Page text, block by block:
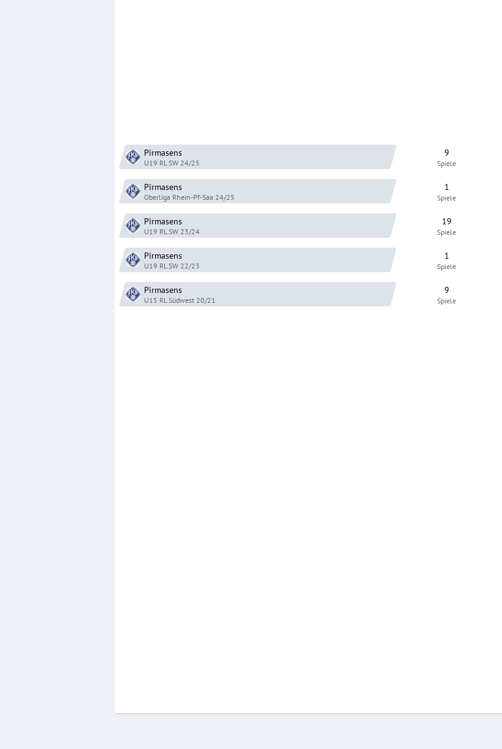
Pirmasens
U19 RL SW 24/25
9
Spiele
Pirmasens
Oberliga Rhein-Pf-Saa 24/25
1
Spiele
Pirmasens
U19 RL SW 23/24
19
Spiele
Pirmasens
U19 RL SW 22/23
1
Spiele
Pirmasens
U15 RL Südwest 20/21
9
Spiele